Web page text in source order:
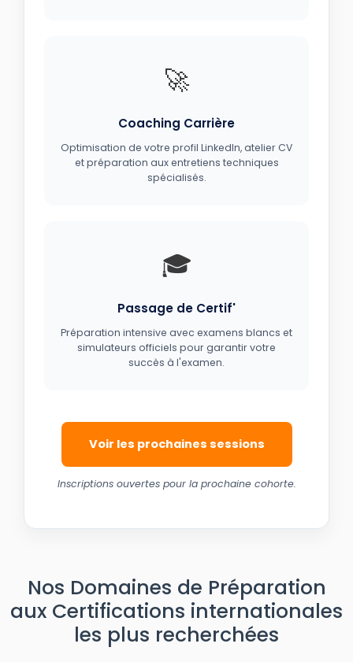
🚀
Coaching Carrière
Optimisation de votre profil LinkedIn, atelier CV
et préparation aux entretiens techniques
spécialisés.
🎓
Passage de Certif'
Préparation intensive avec examens blancs et
simulateurs officiels pour garantir votre
succès à l'examen.
Voir les prochaines sessions
Inscriptions ouvertes pour la prochaine cohorte.
Nos Domaines de Préparation
aux Certifications internationales
les plus recherchées